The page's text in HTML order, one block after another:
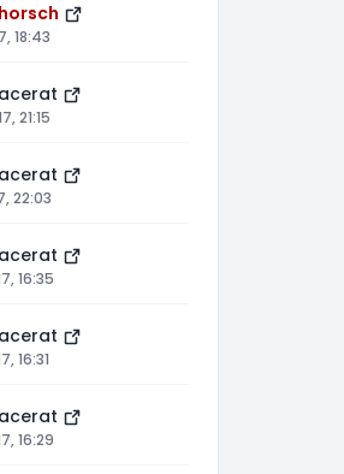
18:43
21:15
22:03
16:35
16:31
16:29